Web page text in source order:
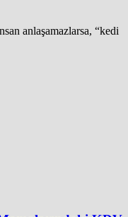
anlaşamazlarsa, “kedi